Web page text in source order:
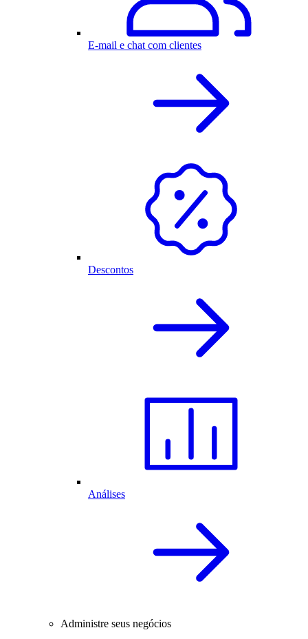
E-mail e chat com clientes
Descontos
Análises
Administre seus negócios